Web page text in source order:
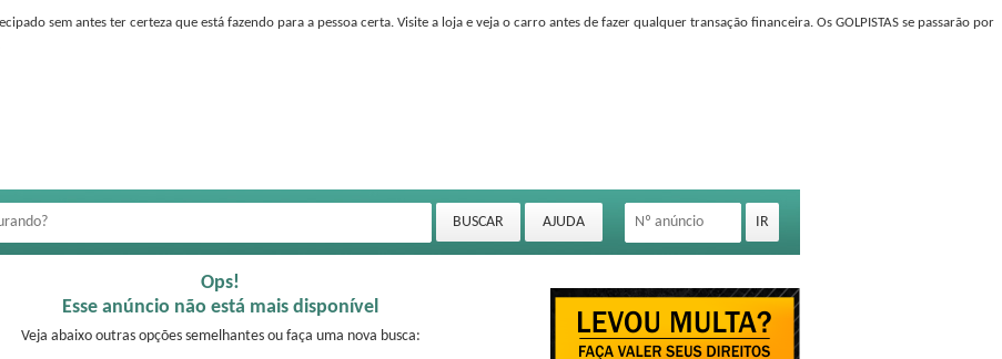
sem antes ter certeza que está fazendo para a pessoa certa. Visite a loja e veja o carro antes de fazer qualquer transação financeira. Os GOLPISTAS se passarão por
Ops!
Esse anúncio não está mais disponível
Veja abaixo outras opções semelhantes ou faça uma nova busca: